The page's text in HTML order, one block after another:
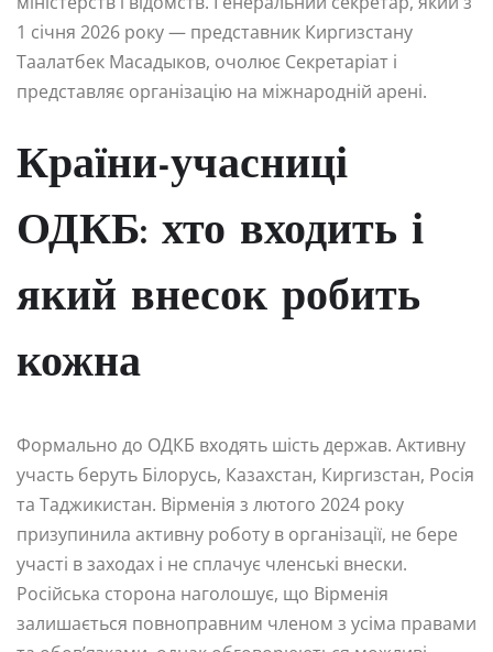
1 січня 2026 року — представник Киргизстану
Таалатбек Масадыков, очолює Секретаріат і
представляє організацію на міжнародній арені.
Країни-учасниці
ОДКБ: хто входить і
який внесок робить
кожна
Формально до ОДКБ входять шість держав. Активну
участь беруть Білорусь, Казахстан, Киргизстан, Росія
та Таджикистан. Вірменія з лютого 2024 року
призупинила активну роботу в організації, не бере
участі в заходах і не сплачує членські внески.
Російська сторона наголошує, що Вірменія
залишається повноправним членом з усіма правами